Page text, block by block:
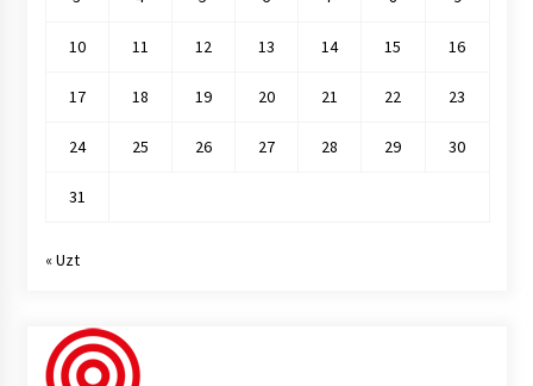
10 11 12 13 14 15 16
17 18 19 20 21 22 23
24 25 26 27 28 29 30
31
« Uzt